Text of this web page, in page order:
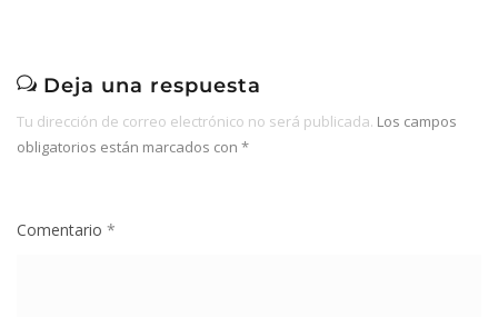
Deja una respuesta
Tu dirección de correo electrónico no será publicada. Los campos
obligatorios están marcados con *
Comentario *